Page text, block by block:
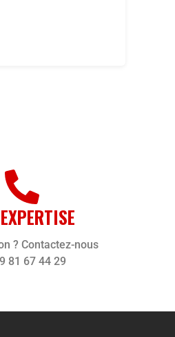
? Contactez-nous
81 67 44 29